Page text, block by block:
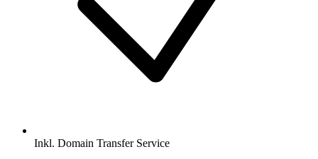
Inkl. Domain Transfer Service